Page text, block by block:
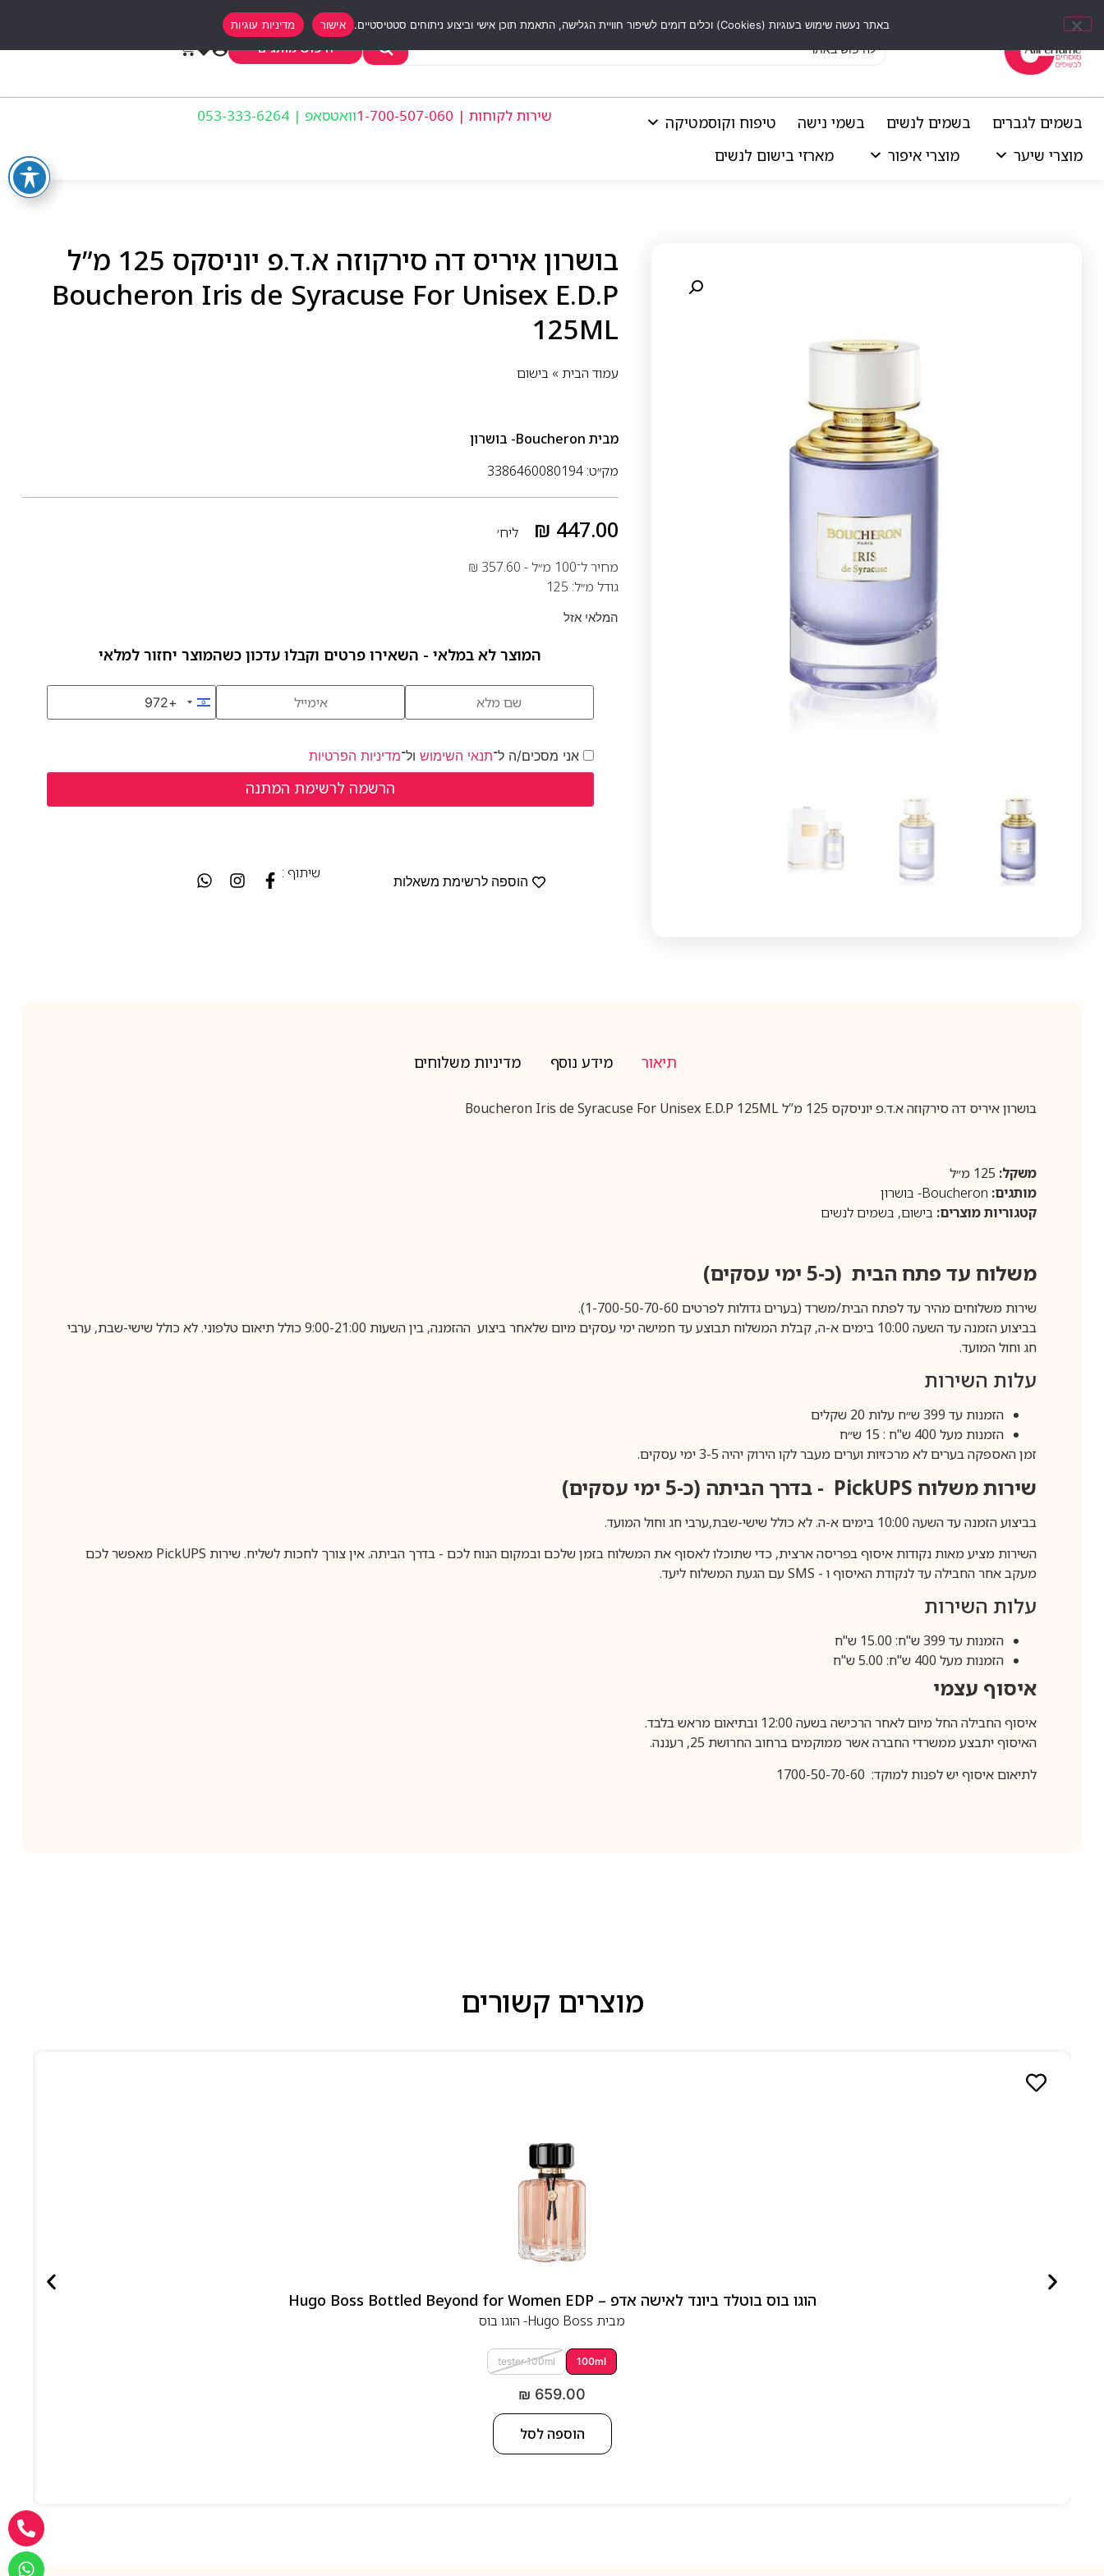
חיפוש מותגים
בשמים לגברים בשמים לנשים בשמי נישה
טיפוח וקוסמטיקה
מוצרי שיער
מוצרי איפור מארזי בישום לנשים
שירות לקוחות | 1-700-507-060 וואטסאפ | 053-333-6264
בושרון איריס דה סירקוזה א.ד.פ יוניסקס 125 מ”ל
Boucheron Iris de Syracuse For Unisex E.D.P
125ML
עמוד הבית » בישום
מבית Boucheron- בושרון
מק״ט: 3386460080194
₪ 447.00
ליח׳
מחיר ל־100 מ״ל -
₪ 357.60
גודל מ״ל: 125
המלאי אזל
המוצר לא במלאי - השאירו פרטים וקבלו עדכון כשהמוצר יחזור למלאי
Israel +972
+972
אני מסכים/ה ל־תנאי השימוש ול־מדיניות הפרטיות
הוספה לרשימת משאלות
שיתוף :
תיאור מידע נוסף מדיניות משלוחים
בושרון איריס דה סירקוזה א.ד.פ יוניסקס 125 מ”ל Boucheron Iris de Syracuse For Unisex E.D.P 125ML
משקל:
מותגים: Boucheron- בושרון
קטגוריות מוצרים: בישום, בשמים לנשים
משלוח עד פתח הבית (כ-5 ימי עסקים)
שירות משלוחים מהיר עד לפתח הבית/משרד (בערים גדולות לפרטים 1-700-50-70-60).
בביצוע הזמנה עד השעה 10:00 בימים א-ה, קבלת המשלוח תבוצע עד חמישה ימי עסקים מיום שלאחר ביצוע ההזמנה, בין השעות 9:00-21:00 כולל תיאום טלפוני. לא כולל שישי-שבת, ערבי
חג וחול המועד.
עלות השירות
הזמנות עד 399 ש״ח עלות 20 שקלים
הזמנות מעל 400 ש"ח : 15 ש״ח
זמן האספקה בערים לא מרכזיות וערים מעבר לקו הירוק יהיה 3-5 ימי עסקים.
שירות משלוח PickUPS - בדרך הביתה (כ-5 ימי עסקים)
בביצוע הזמנה עד השעה 10:00 בימים א-ה. לא כולל שישי-שבת,ערבי חג וחול המועד.
השירות מציע מאות נקודות איסוף בפריסה ארצית, כדי שתוכלו לאסוף את המשלוח בזמן שלכם ובמקום הנוח לכם - בדרך הביתה. אין צורך לחכות לשליח. שירות PickUPS מאפשר לכם
מעקב אחר החבילה עד לנקודת האיסוף ו - SMSעם הגעת המשלוח ליעד.
עלות השירות
הזמנות עד 399 ש"ח: 15.00 ש"ח
הזמנות מעל 400 ש"ח: 5.00 ש"ח
איסוף עצמי
איסוף החבילה החל מיום לאחר הרכישה בשעה 12:00 ובתיאום מראש בלבד.
האיסוף יתבצע ממשרדי החברה אשר ממוקמים ברחוב החרושת 25, רעננה.
לתיאום איסוף יש לפנות למוקד: 1700-50-70-60
מוצרים קשורים
הוגו בוס בוטלד ביונד לאישה אדפ – Hugo Boss Bottled Beyond for Women EDP
מבית Hugo Boss- הוגו בוס
100ml
tester 100ml
₪ 659.00
הוספה לסל
באתר נעשה שימוש בעוגיות (Cookies) וכלים דומים לשיפור חוויית הגלישה, התאמת תוכן אישי וביצוע ניתוחים סטטיסטיים. אישור מדיניות עוגיות